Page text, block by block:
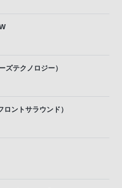
ズテクノロジー）
ントサラウンド）